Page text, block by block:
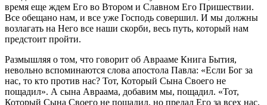
время еще ждем Его во Втором и Славном Его Пришествии.
Все обещано нам, и все уже Господь совершил. И мы должны
возлагать на Него все наши скорби, весь путь, который нам
предстоит пройти.
Размышляя о том, что говорит об Аврааме Книга Бытия,
невольно вспоминаются слова апостола Павла: «Если Бог за
нас, то кто против нас? Тот, Который Сына Своего не
пощадил». А сына Авраама, добавим мы, пощадил. «Тот,
Который Сына Своего не пощадил, но предал Его за всех нас,